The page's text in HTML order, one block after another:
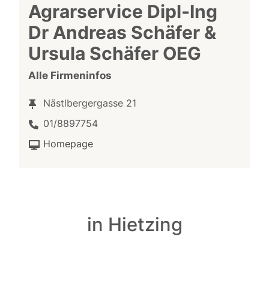
Agrarservice Dipl-Ing
Dr Andreas Schäfer &
Ursula Schäfer OEG
Alle Firmeninfos
Nästlbergergasse 21
01/8897754
Homepage
in Hietzing